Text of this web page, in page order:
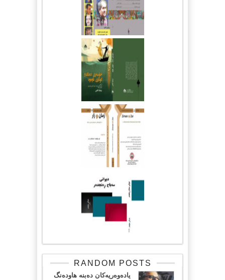
RANDOM POSTS
یادەوەریەکان دەبنە هاودەنگ